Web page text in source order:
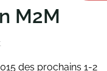
M2M
des prochains 1-2